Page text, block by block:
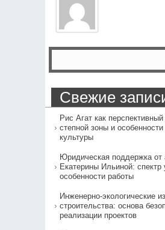
Свежие
Рис Агат как
степной зоны и
культуры
Юридическая поддержка от
Екатерины Ильиной: спектр
особенности работы
Инженерно-экологические
строительства: основа
реализации проектов